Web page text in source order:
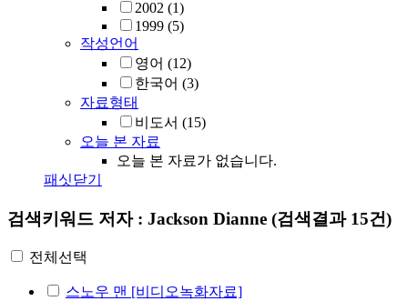
2002 (1)
1999 (5)
작성언어
영어 (12)
한국어 (3)
자료형태
비도서 (15)
오늘 본 자료
오늘 본 자료가 없습니다.
패싯닫기
검색키워드 저자 : Jackson Dianne (검색결과 15건)
전체선택
스노우 맨 [비디오녹화자료]